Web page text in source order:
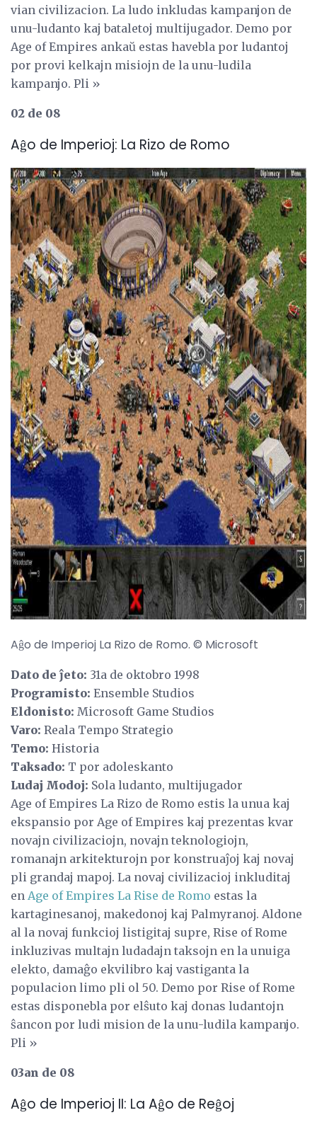
vian civilizacion. La ludo inkludas kampanjon de
unu-ludanto kaj bataletoj multijugador. Demo por
Age of Empires ankaŭ estas havebla por ludantoj
por provi kelkajn misiojn de la unu-ludila
kampanjo. Pli »
02 de 08
Aĝo de Imperioj: La Rizo de Romo
ad
Aĝo de Imperioj La Rizo de Romo. © Microsoft
Dato de ĵeto: 31a de oktobro 1998
Programisto: Ensemble Studios
Eldonisto: Microsoft Game Studios
Varo: Reala Tempo Strategio
Temo: Historia
Taksado: T por adoleskanto
Ludaj Modoj: Sola ludanto, multijugador
Age of Empires La Rizo de Romo estis la unua kaj
ekspansio por Age of Empires kaj prezentas kvar
novajn civilizaciojn, novajn teknologiojn,
romanajn arkitekturojn por konstruaĵoj kaj novaj
pli grandaj mapoj. La novaj civilizacioj inkluditaj
en Age of Empires La Rise de Romo estas la
kartaginesanoj, makedonoj kaj Palmyranoj. Aldone
al la novaj funkcioj listigitaj supre, Rise of Rome
inkluzivas multajn ludadajn taksojn en la unuiga
elekto, damaĝo ekvilibro kaj vastiganta la
populacion limo pli ol 50. Demo por Rise of Rome
estas disponebla por elŝuto kaj donas ludantojn
ŝancon por ludi mision de la unu-ludila kampanjo.
Pli »
03an de 08
Aĝo de Imperioj II: La Aĝo de Reĝoj